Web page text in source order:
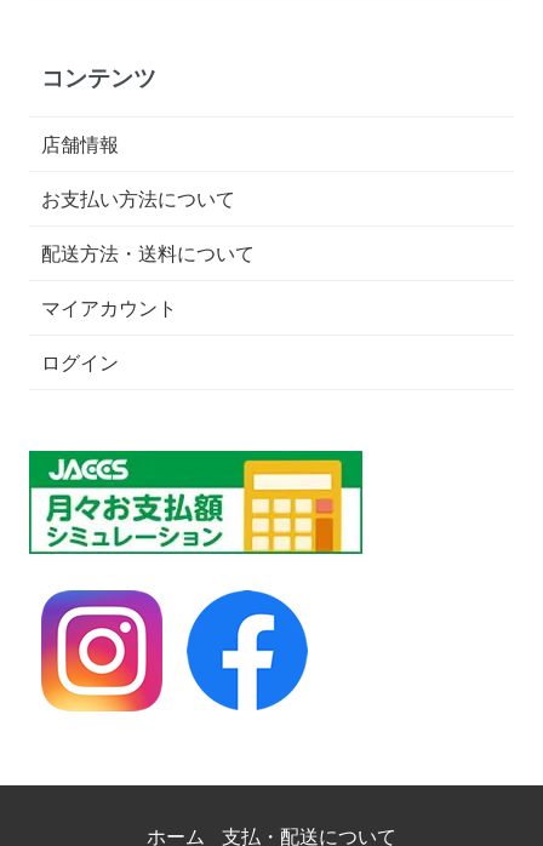
コンテンツ
店舗情報
お支払い方法について
配送方法・送料について
マイアカウント
ログイン
ホーム 支払・配送について